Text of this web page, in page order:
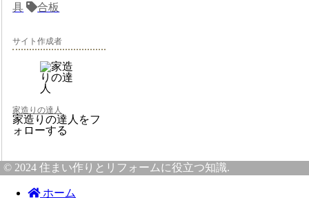
具
合板
サイト作成者
家造りの達人
家造りの達人をフ
ォローする
© 2024 住まい作りとリフォームに役立つ知識.
ホーム